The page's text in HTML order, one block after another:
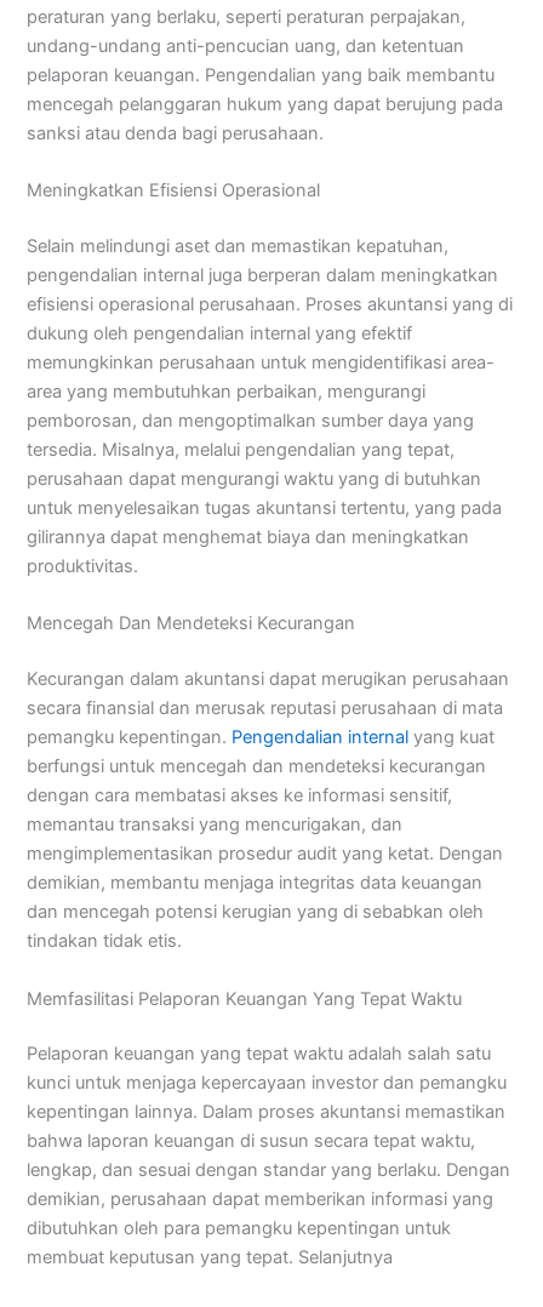
peraturan yang berlaku, seperti peraturan perpajakan,
undang-undang anti-pencucian uang, dan ketentuan
pelaporan keuangan. Pengendalian yang baik membantu
mencegah pelanggaran hukum yang dapat berujung pada
sanksi atau denda bagi perusahaan.
Meningkatkan Efisiensi Operasional
Selain melindungi aset dan memastikan kepatuhan,
pengendalian internal juga berperan dalam meningkatkan
efisiensi operasional perusahaan. Proses akuntansi yang di
dukung oleh pengendalian internal yang efektif
memungkinkan perusahaan untuk mengidentifikasi area-
area yang membutuhkan perbaikan, mengurangi
pemborosan, dan mengoptimalkan sumber daya yang
tersedia. Misalnya, melalui pengendalian yang tepat,
perusahaan dapat mengurangi waktu yang di butuhkan
untuk menyelesaikan tugas akuntansi tertentu, yang pada
gilirannya dapat menghemat biaya dan meningkatkan
produktivitas.
Mencegah Dan Mendeteksi Kecurangan
Kecurangan dalam akuntansi dapat merugikan perusahaan
secara finansial dan merusak reputasi perusahaan di mata
pemangku kepentingan. Pengendalian internal yang kuat
berfungsi untuk mencegah dan mendeteksi kecurangan
dengan cara membatasi akses ke informasi sensitif,
memantau transaksi yang mencurigakan, dan
mengimplementasikan prosedur audit yang ketat. Dengan
demikian, membantu menjaga integritas data keuangan
dan mencegah potensi kerugian yang di sebabkan oleh
tindakan tidak etis.
Memfasilitasi Pelaporan Keuangan Yang Tepat Waktu
Pelaporan keuangan yang tepat waktu adalah salah satu
kunci untuk menjaga kepercayaan investor dan pemangku
kepentingan lainnya. Dalam proses akuntansi memastikan
bahwa laporan keuangan di susun secara tepat waktu,
lengkap, dan sesuai dengan standar yang berlaku. Dengan
demikian, perusahaan dapat memberikan informasi yang
dibutuhkan oleh para pemangku kepentingan untuk
membuat keputusan yang tepat. Selanjutnya